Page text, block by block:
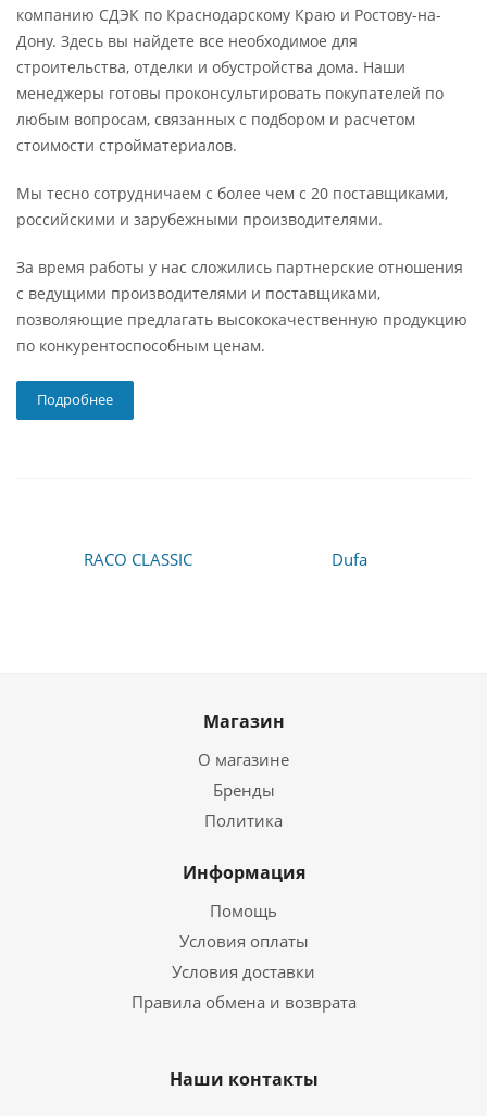
компанию СДЭК по Краснодарскому Краю и Ростову-на-
Дону. Здесь вы найдете все необходимое для
строительства, отделки и обустройства дома. Наши
менеджеры готовы проконсультировать покупателей по
любым вопросам, связанных с подбором и расчетом
стоимости стройматериалов.
Мы тесно сотрудничаем с более чем с 20 поставщиками,
российскими и зарубежными производителями.
За время работы у нас сложились партнерские отношения
с ведущими производителями и поставщиками,
позволяющие предлагать высококачественную продукцию
по конкурентоспособным ценам.
Подробнее
RACO CLASSIC Dufa
Магазин
О магазине
Бренды
Политика
Информация
Помощь
Условия оплаты
Условия доставки
Правила обмена и возврата
Наши контакты